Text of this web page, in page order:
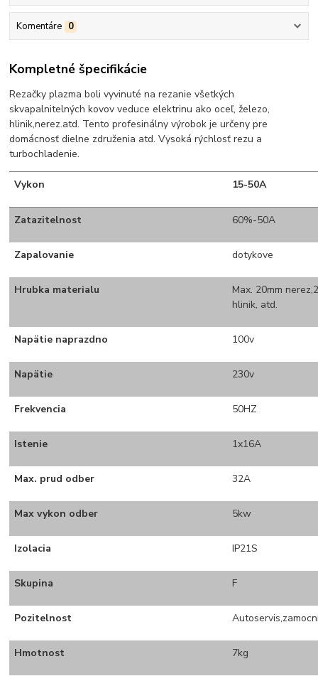
Komentáre 0
Kompletné špecifikácie
Rezačky plazma boli vyvinuté na rezanie všetkých
skvapalnitelných kovov veduce elektrinu ako oceľ, železo,
hlinik,nerez.atd. Tento profesinálny výrobok je určeny pre
domácnosť dielne združenia atd. Vysoká rýchlosť rezu a
turbochladenie.
Vykon 15-50A
Zatazitelnost 60%-50A
Zapalovanie dotykove
Hrubka materialu
Max. 20mm
hlinik, atd.
Napätie naprazdno 100v
Napätie 230v
Frekvencia 50HZ
Istenie 1x16A
Max. prud odber 32A
Max vykon odber 5kw
Izolacia IP21S
Skupina F
Pozitelnost
Hmotnost 7kg